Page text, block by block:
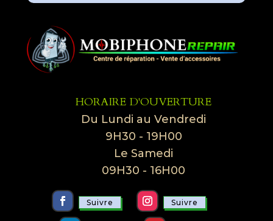
HORAIRE D'OUVERTURE
Du Lundi au Vendredi
9H30 - 19H00
Le Samedi
09H30 - 16H00
Suivre Suivre